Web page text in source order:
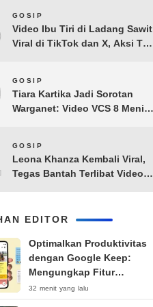
GOSIP
Video Ibu Tiri di Ladang Sawit
Viral di TikTok dan X, Aksi Tak
GOSIP
Tiara Kartika Jadi Sorotan
Warganet: Video VCS 8 Menit
GOSIP
Leona Khanza Kembali Viral,
Tegas Bantah Terlibat Video
EDITOR
Optimalkan Produktivitas
dengan Google Keep:
Mengungkap Fitur
Tersembunyi untuk Alur
Kerja Lebih Efisien
32 menit yang lalu